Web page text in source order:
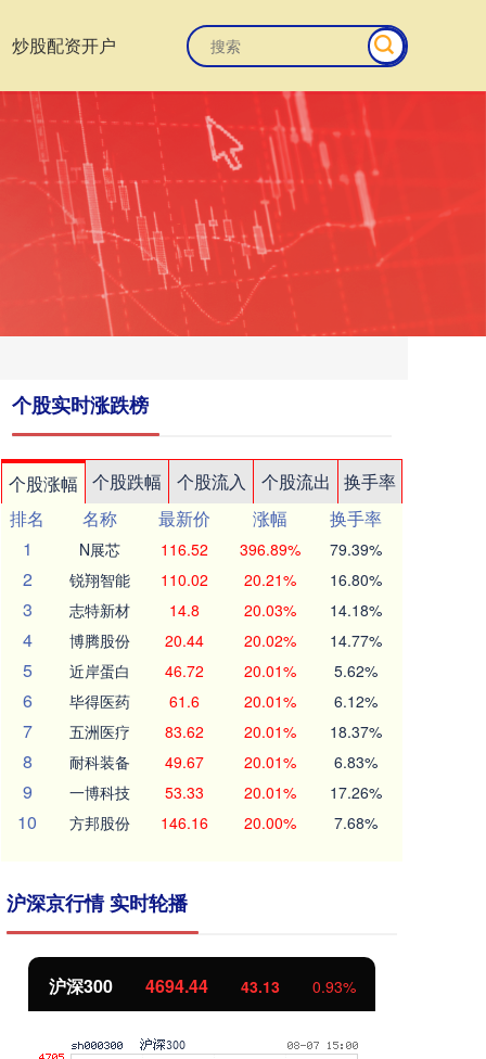
炒股配资开户
个股实时涨跌榜
个股涨幅 个股跌幅 个股流入 个股流出
换手率
排名
名称 最新价 涨幅
换手率
1
N展芯 116.52 396.89% 79.39%
2 锐翔智能 110.02 20.21% 16.80%
3 志特新材 14.8 20.03% 14.18%
4 博腾股份 20.44 20.02% 14.77%
5 近岸蛋白 46.72 20.01% 5.62%
6 毕得医药 61.6 20.01% 6.12%
7 五洲医疗 83.62 20.01% 18.37%
8 耐科装备 49.67 20.01% 6.83%
9 一博科技 53.33 20.01% 17.26%
10 方邦股份 146.16 20.00% 7.68%
沪深京行情 实时轮播
沪深300 4694.44 43.13 0.93%